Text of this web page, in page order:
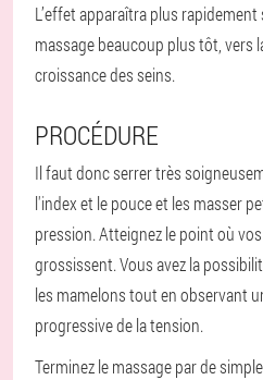
L’effet apparaîtra plus
massage beaucoup plus tôt, vers
croissance des seins.
PROCÉDURE
Il faut donc serrer très
l'index et le pouce et les masser
pression. Atteignez le point où
grossissent. Vous avez la
les mamelons tout en observant
progressive de la tension.
Terminez le massage par de